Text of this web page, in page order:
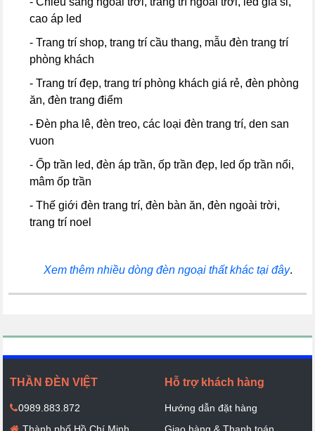
cao áp led
- Trang trí shop, trang trí cầu thang, mẫu đèn trang trí
phòng khách
- Trang trí đẹp, trang trí phòng khách giá rẻ, đèn phòng
ăn, đèn trang điểm
- Đèn pha lê, đèn treo, các loại đèn trang trí, den san
vuon
- Ốp trần led, đèn áp trần, ốp trần đẹp, led ốp trần nổi,
mâm ốp trần
- Thế giới đèn trang trí, đèn bàn ăn, đèn ngoài trời,
trang trí noel
Xem thêm nhiều dòng đèn ngoại thất khác tại đây.
THẦN ĐÈN VIỆT
0989.883.872
Hỗ trợ khách hàng
Hướng dẫn đặt hàng